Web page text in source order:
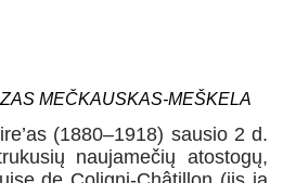
MEČKAUSKAS-MEŠKELA
(1880–1918) sausio 2 d.
naujamečių atostogų,